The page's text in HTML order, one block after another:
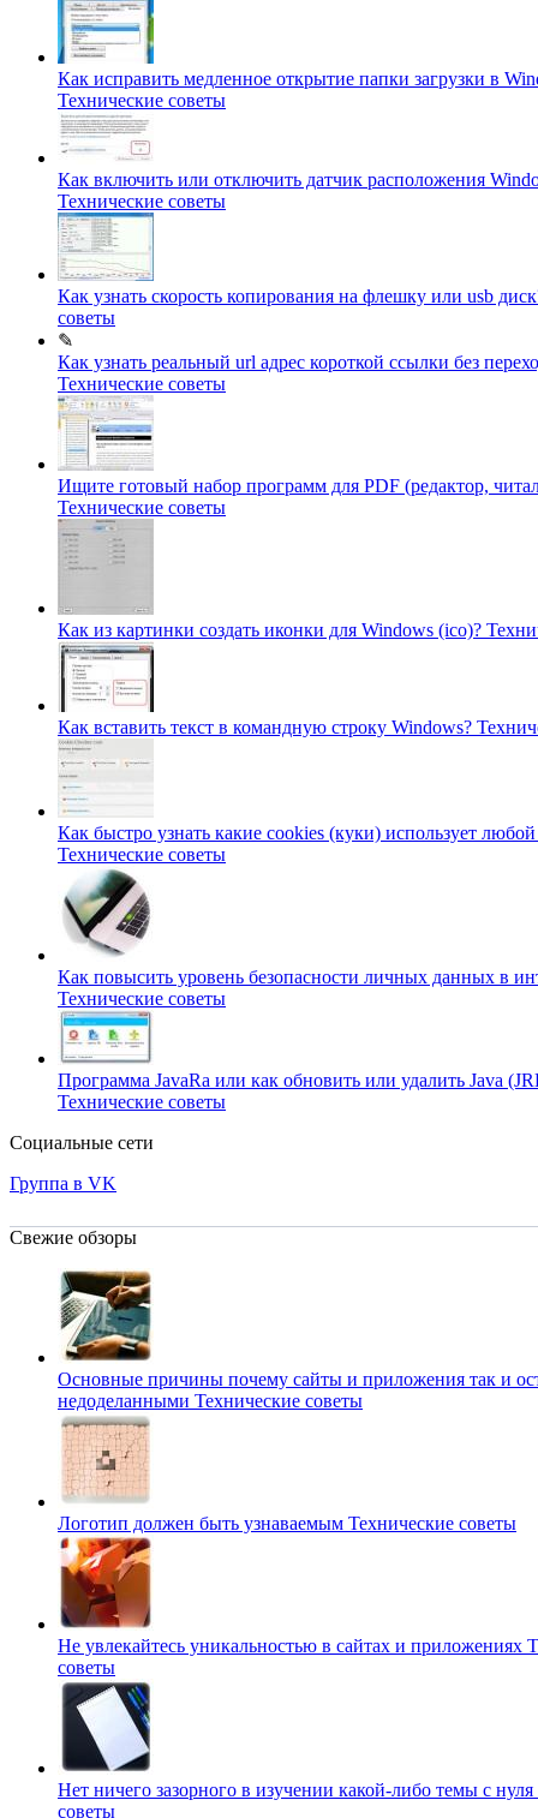
Как исправить медленное открытие папки загрузки в
Технические советы
Как включить или отключить датчик расположения
Технические советы
Как узнать скорость копирования на флешку или usb
советы
✎
Как узнать реальный url адрес короткой ссылки без
Технические советы
Ищите готовый набор программ для PDF (редактор,
Технические советы
Как из картинки создать иконки для Windows (ico)?
Как вставить текст в командную строку Windows?
Как быстро узнать какие cookies (куки) использует любой
Технические советы
Как повысить уровень безопасности личных данных в
Технические советы
Программа JavaRa или как обновить или удалить Java
Технические советы
Социальные сети
Группа в VK
Свежие обзоры
Основные причины почему сайты и приложения так и
недоделанными Технические советы
Логотип должен быть узнаваемым Технические советы
Не увлекайтесь уникальностью в сайтах и приложениях
советы
Нет ничего зазорного в изучении какой-либо темы с нуля
советы